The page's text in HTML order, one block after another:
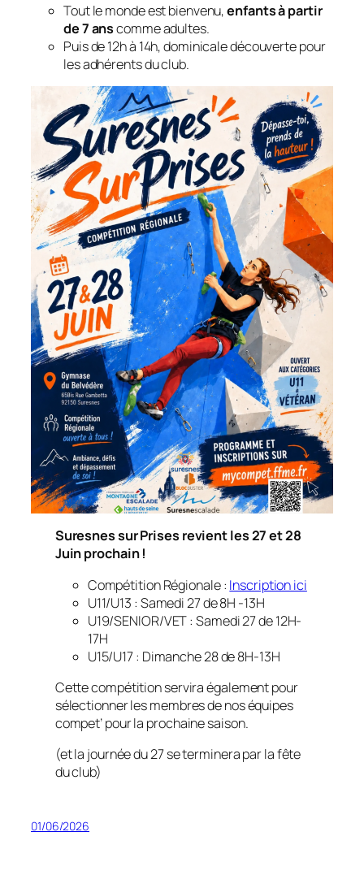
Tout le monde est bienvenu,enfants à partir
de 7 anscomme adultes.
Puis de 12h à 14h, dominicale découverte pour
les adhérents du club.
Suresnes sur Prises revient les 27 et 28
Juin prochain !
Compétition Régionale : Inscription ici
U11/U13 : Samedi 27 de 8H -13H
U19/SENIOR/VET : Samedi 27 de 12H-
17H
U15/U17 : Dimanche 28 de 8H-13H
Cette compétition servira également pour
sélectionner les membres de nos équipes
compet’ pour la prochaine saison.
(et la journée du 27 se terminera par la fête
du club)
01/06/2026